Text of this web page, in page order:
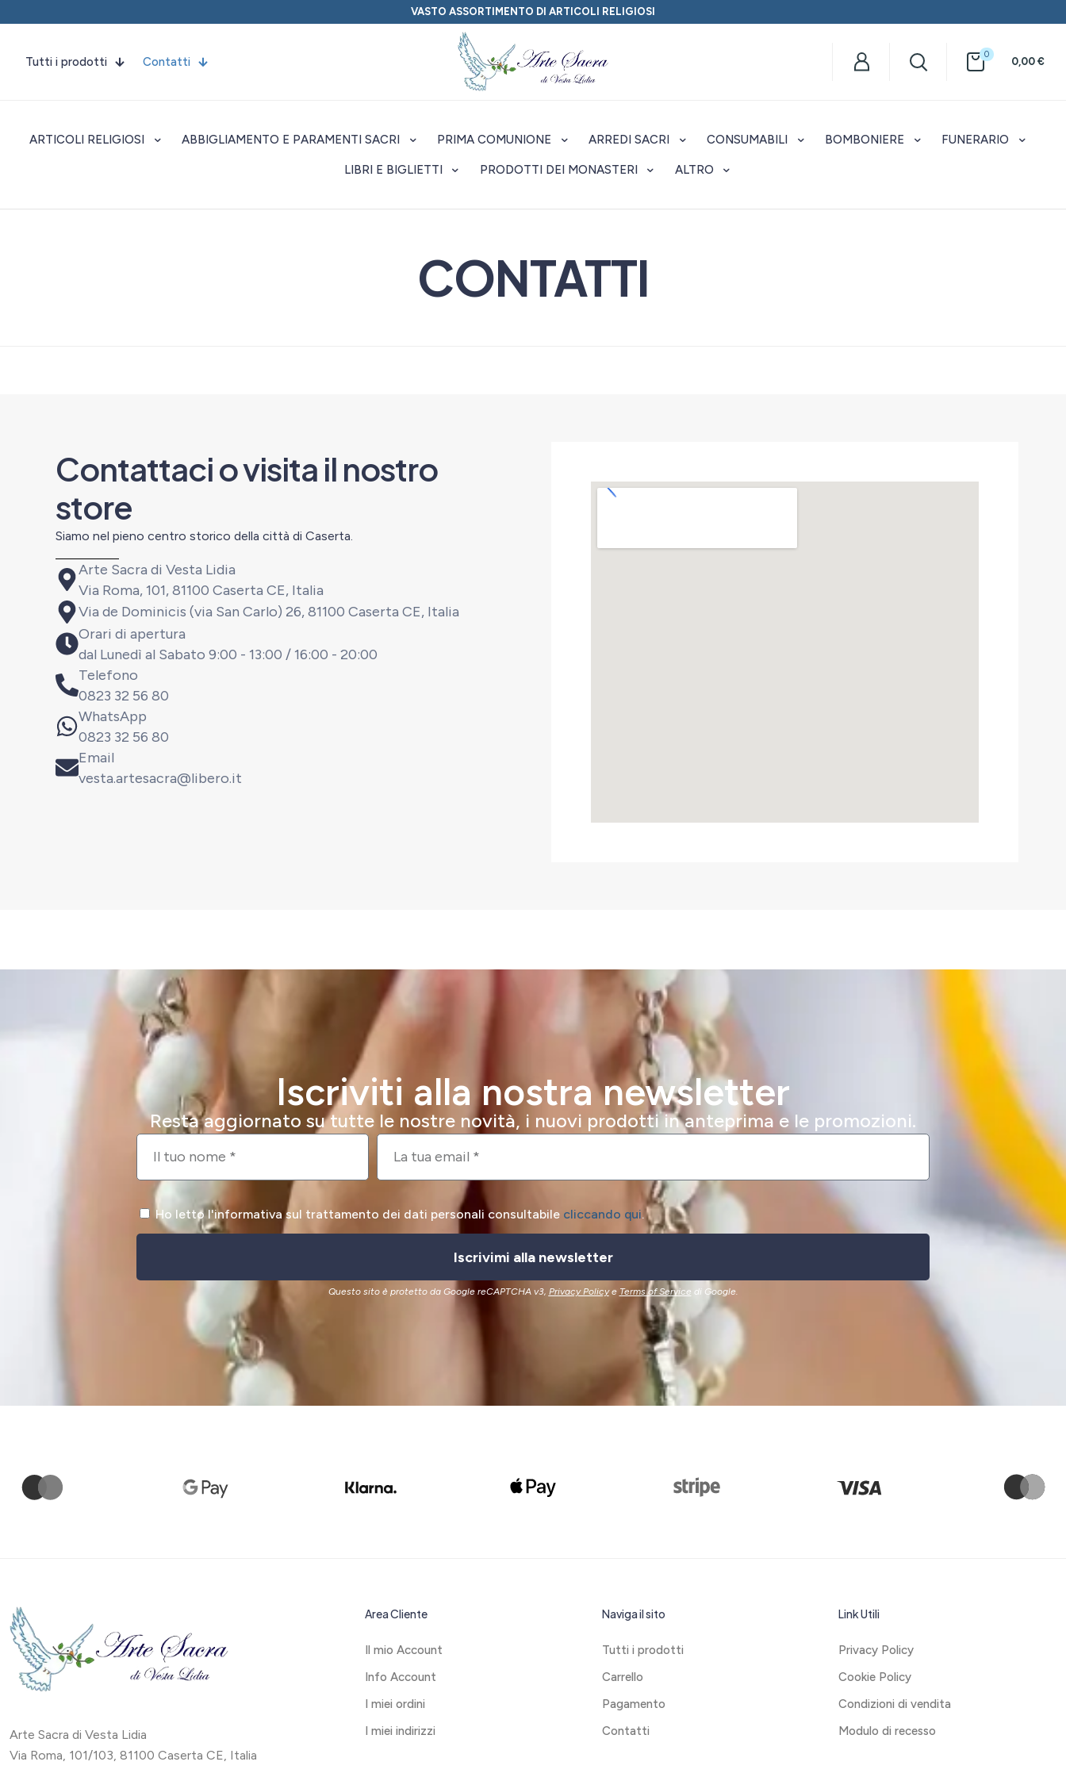
VASTO ASSORTIMENTO DI ARTICOLI RELIGIOSI
Tutti i prodotti Contatti
0
0,00€
ARTICOLI RELIGIOSI ABBIGLIAMENTO E PARAMENTI SACRI PRIMA COMUNIONE ARREDI SACRI CONSUMABILI BOMBONIERE FUNERARIO
LIBRI E BIGLIETTI PRODOTTI DEI MONASTERI ALTRO
CONTATTI
Contattaci o visita il nostro
store
Siamo nel pieno centro storico della città di Caserta.
Arte Sacra di Vesta Lidia
Via Roma, 101, 81100 Caserta CE, Italia
Via de Dominicis (via San Carlo) 26, 81100 Caserta CE, Italia
Orari di apertura
dal Lunedì al Sabato 9:00 - 13:00 / 16:00 - 20:00
Telefono
0823 32 56 80
WhatsApp
0823 32 56 80
Email
vesta.artesacra@libero.it
Iscriviti alla nostra newsletter
Resta aggiornato su tutte le nostre novità, i nuovi prodotti in anteprima e le promozioni.
Ho letto l'informativa sul trattamento dei dati personali consultabile cliccando qui.
Iscrivimi alla newsletter
Questo sito è protetto da Google reCAPTCHA v3, Privacy Policye Terms of Service di Google.
Arte Sacra di Vesta Lidia
Via Roma, 101/103, 81100 Caserta CE, Italia
Area Cliente
Il mio Account
Info Account
I miei ordini
I miei indirizzi
Naviga il sito
Tutti i prodotti
Carrello
Pagamento
Contatti
Link Utili
Privacy Policy
Cookie Policy
Condizioni di vendita
Modulo di recesso